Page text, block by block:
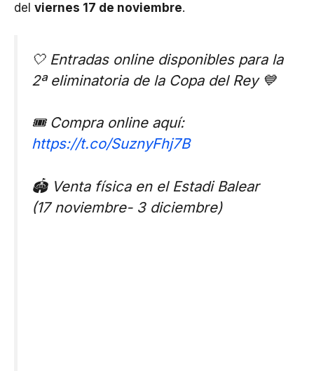
del viernes 17 de noviembre.
🤍 Entradas online disponibles para la
2ª eliminatoria de la Copa del Rey 💙
🎟️ Compra online aquí:
https://t.co/SuznyFhj7B
🏟️ Venta física en el Estadi Balear
(17 noviembre- 3 diciembre)